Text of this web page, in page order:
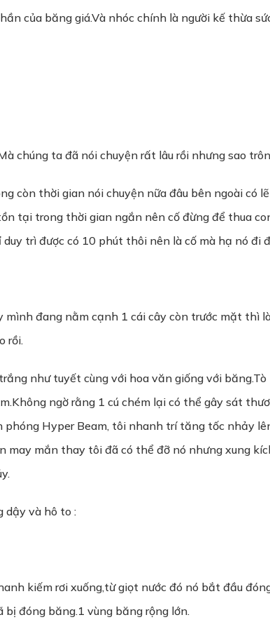
của băng giá.Và nhóc chính là người kế thừa
chúng ta đã nói chuyện rất lâu rồi nhưng sao
còn thời gian nói chuyện nữa đâu bên ngoài có
tại trong thời gian ngắn nên cố đừng để thua
trì được có 10 phút thôi nên là cố mà hạ nó đi
đang nằm cạnh 1 cái cây còn trước mặt thì
rồi.
như tuyết cùng với hoa văn giống với
ngờ rằng 1 cú chém lại có thể gây sát
Hyper Beam, tôi nhanh trí tăng tốc nhảy
mắn thay tôi đã có thể đỡ nó nhưng xung
dậy và hô to :
kiếm rơi xuống,từ giọt nước đó nó bắt đầu
bị đóng băng.1 vùng băng rộng lớn.